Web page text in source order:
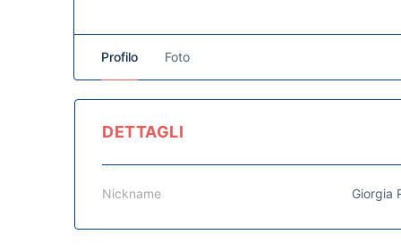
Profilo Foto
DETTAGLI
Nickname Giorgia